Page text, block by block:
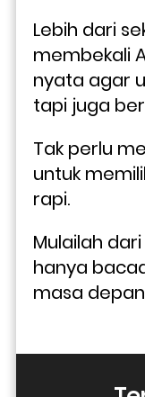
Lebih dari
membekali
nyata agar
tapi juga
Tak perlu
untuk
rapi.
Mulailah
hanya
masa